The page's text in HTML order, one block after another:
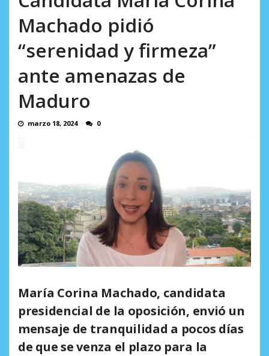
Machado pidió
“serenidad y firmeza”
ante amenazas de
Maduro
marzo 18, 2024 0
María Corina Machado, candidata
presidencial de la oposición, envió un
mensaje de tranquilidad a pocos días
de que se venza el plazo para la